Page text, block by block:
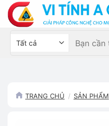
Bỏ
qua
nội
dungChọn
Tìm
kiếm:
TRANG CHỦ / SẢN PHẨM